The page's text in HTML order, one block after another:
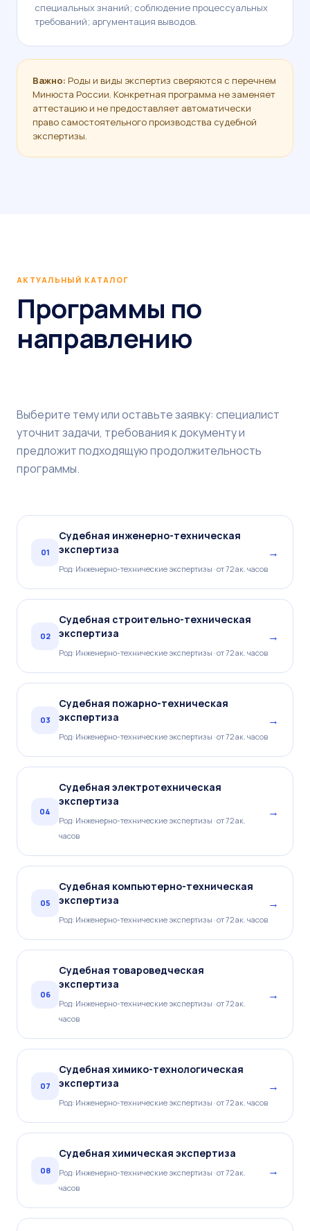
специальных знаний; соблюдение процессуальных
требований; аргументация выводов.
Важно: Роды и виды экспертиз сверяются с перечнем
Минюста России. Конкретная программа не заменяет
аттестацию и не предоставляет автоматически
право самостоятельного производства судебной
экспертизы.
АКТУАЛЬНЫЙ КАТАЛОГ
Программы по
направлению
Выберите тему или оставьте заявку: специалист
уточнит задачи, требования к документу и
предложит подходящую продолжительность
программы.
01
Судебная инженерно-техническая
экспертиза
Род: Инженерно-технические экспертизы · от 72 ак. часов
→
02
Судебная строительно-техническая
экспертиза
Род: Инженерно-технические экспертизы · от 72 ак. часов
→
03
Судебная пожарно-техническая
экспертиза
Род: Инженерно-технические экспертизы · от 72 ак. часов
→
04
Судебная электротехническая
экспертиза
Род: Инженерно-технические экспертизы · от 72 ак.
часов
→
05
Судебная компьютерно-техническая
экспертиза
Род: Инженерно-технические экспертизы · от 72 ак. часов
→
06
Судебная товароведческая
экспертиза
Род: Инженерно-технические экспертизы · от 72 ак.
часов
→
07
Судебная химико-технологическая
экспертиза
Род: Инженерно-технические экспертизы · от 72 ак. часов
→
08
Судебная химическая экспертиза
Род: Инженерно-технические экспертизы · от 72 ак.
часов
→